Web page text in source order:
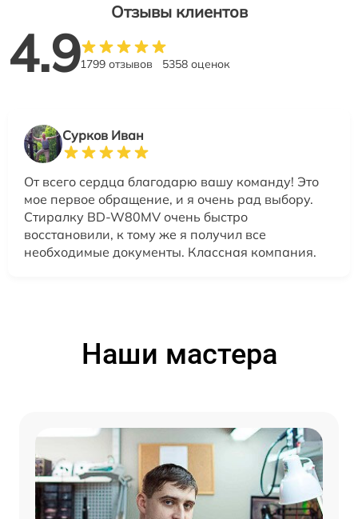
Отзывы клиентов
4.91799 отзывов 5358 оценок
Сурков Иван
От всего сердца благодарю вашу команду! Это
мое первое обращение, и я очень рад выбору.
Стиралку BD-W80MV очень быстро
восстановили, к тому же я получил все
необходимые документы. Классная компания.
Наши мастера